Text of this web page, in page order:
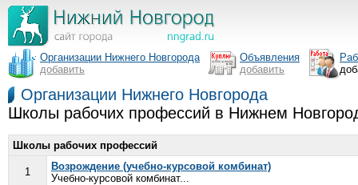
Организации Нижнего Новгорода
добавить
Объявления
добавить
Организации Нижнего Новгорода
Школы рабочих профессий в Нижнем
Школы рабочих профессий
1
Возрождение (учебно-курсовой комбинат)
Учебно-курсовой комбинат...